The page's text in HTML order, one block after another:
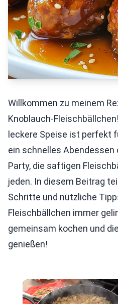
Willkommen zu meinem
Knoblauch-
leckere Speise ist perfekt
ein schnelles Abendessen
Party, die saftigen
jeden. In diesem Beitrag
Schritte und nützliche
Fleischbällchen immer
gemeinsam kochen und
genießen!